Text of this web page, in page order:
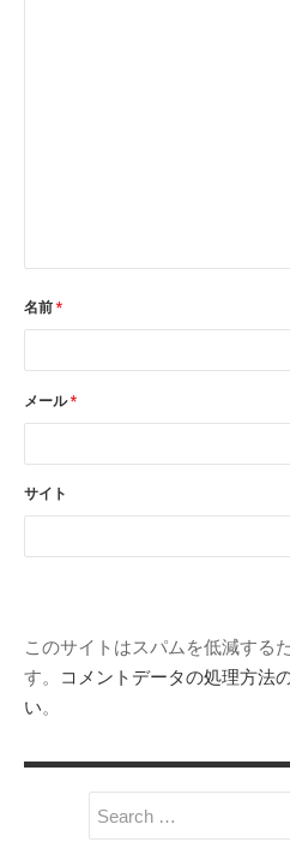
名前 *
メール*
サイト
このサイトはスパムを低減する
す。
コメントデータの処理方法
い。